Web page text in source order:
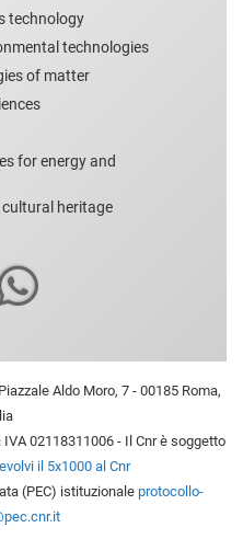
technology
technologies
of matter
for energy and
heritage
Aldo Moro, 7 - 00185 Roma,
02118311006 - Il Cnr è soggetto
il 5x1000 al Cnr
(PEC) istituzionale protocollo-